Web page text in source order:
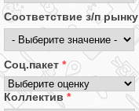
Соответствие з/п рынку
Соц.пакет *
Коллектив *